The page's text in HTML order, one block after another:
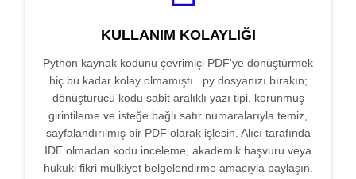
KULLANIM KOLAYLIĞI
Python kaynak kodunu çevrimiçi PDF'ye dönüştürmek
hiç bu kadar kolay olmamıştı. .py dosyanızı bırakın;
dönüştürücü kodu sabit aralıklı yazı tipi, korunmuş
girintileme ve isteğe bağlı satır numaralarıyla temiz,
sayfalandırılmış bir PDF olarak işlesin. Alıcı tarafında
IDE olmadan kodu inceleme, akademik başvuru veya
hukuki fikri mülkiyet belgelendirme amacıyla paylaşın.